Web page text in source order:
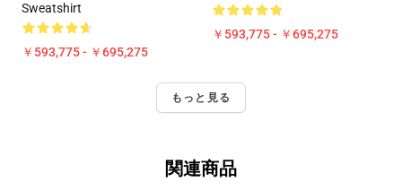
Sweatshirt
￥593,775 - ￥695,275
￥593,775 - ￥695,275
もっと見る
関連商品